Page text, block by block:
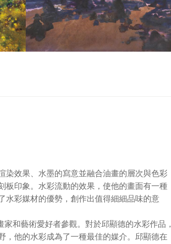
染效果、水墨的寫意並融合油畫的層次與色彩
板印象。水彩流動的效果，使他的畫面有一種
水彩媒材的優勢，創作出值得細細品味的意
和藝術愛好者參觀。對於邱顯德的水彩作品，
，他的水彩成為了一種最佳的媒介。邱顯德在